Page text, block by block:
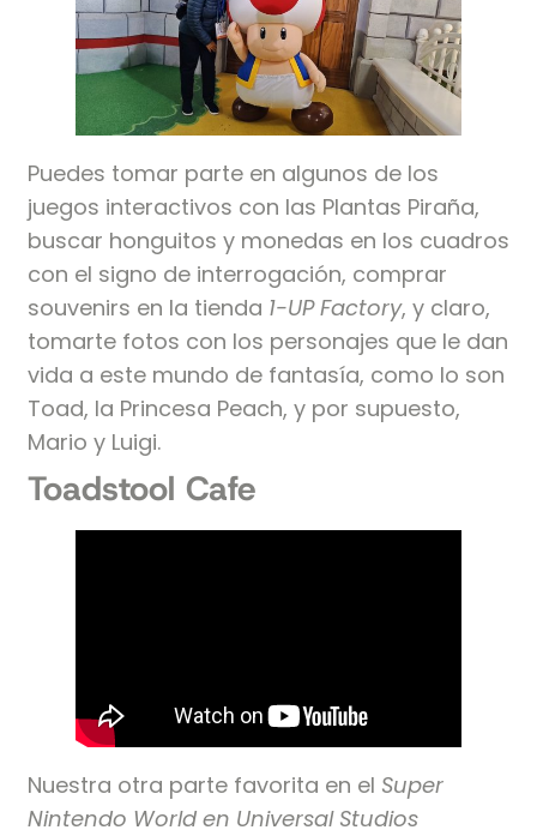
Puedes tomar parte en algunos de los
juegos interactivos con las Plantas Piraña,
buscar honguitos y monedas en los cuadros
con el signo de interrogación, comprar
souvenirs en la tienda 1-UP Factory, y claro,
tomarte fotos con los personajes que le dan
vida a este mundo de fantasía, como lo son
Toad, la Princesa Peach, y por supuesto,
Mario y Luigi.
Toadstool Cafe
Nuestra otra parte favorita en el Super
Nintendo World en Universal Studios